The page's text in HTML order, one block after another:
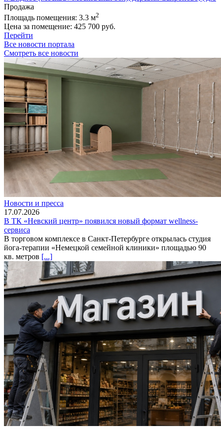
Продажа
Площадь помещения: 3.3 м2
Цена за помещение: 425 700 руб.
Перейти
Все новости портала
Смотреть все новости
Новости и пресса
17.07.2026
В ТК «Невский центр» появился новый формат wellness-
сервиса
В торговом комплексе в Санкт-Петербурге открылась студия
йога-терапии «Немецкой семейной клиники» площадью 90
кв. метров [...]